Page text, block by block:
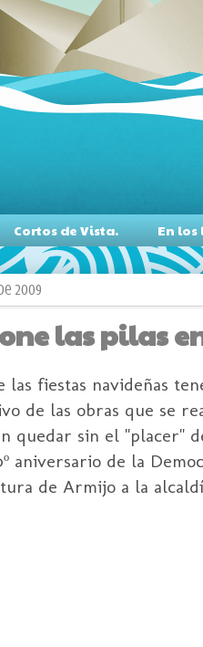
Cortos de Vista. En
2009
las pilas
las fiestas navideñas
de las obras que se
quedar sin el "placer"
aniversario de la
de Armijo a la